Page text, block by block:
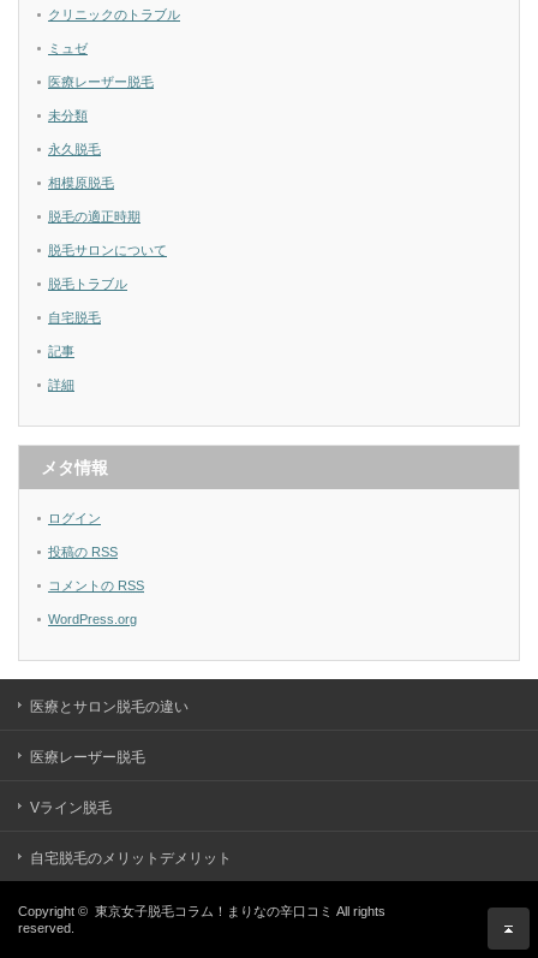
クリニックのトラブル
ミュゼ
医療レーザー脱毛
未分類
永久脱毛
相模原脱毛
脱毛の適正時期
脱毛サロンについて
脱毛トラブル
自宅脱毛
記事
詳細
メタ情報
ログイン
投稿の RSS
コメントの RSS
WordPress.org
医療とサロン脱毛の違い
医療レーザー脱毛
Vライン脱毛
自宅脱毛のメリットデメリット
Copyright © 東京女子脱毛コラム！まりなの辛口コミ All rights
reserved.